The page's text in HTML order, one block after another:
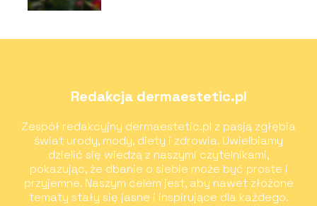
Redakcja dermaestetic.pl
Zespół redakcyjny dermaestetic.pl z pasją zgłębia
świat urody, mody, diety i zdrowia. Uwielbiamy
dzielić się wiedzą z naszymi czytelnikami,
pokazując, że dbanie o siebie może być proste i
przyjemne. Naszym celem jest, aby nawet złożone
tematy stały się jasne i inspirujące dla każdego.